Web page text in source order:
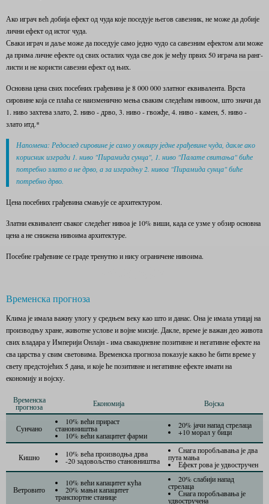
Ако играч већ добија ефект од чуда које поседује његов савезник, не може да добије
лични ефект од истог чуда.
Сваки играч и даље може да поседује само једно чудо са савезним ефектом али може
да прима личне ефекте од свих осталих чуда све док је међу првих 50 играча на ранг-
листи и не користи савезни ефект од њих.
Основна цена свих посебних грађевина је 8 000 000 златног еквивалента. Врста
сировине која се плаћа се наизменично мења сваким следећим нивоом, што значи да
1. ниво захтева злато, 2. ниво - дрво, 3. ниво - гвожђе, 4. ниво - камен, 5. ниво -
злато итд.*
Напомена: Редослед сировине је само у оквиру једне грађевине чуда, дакле ако
корисник изгради 1. ниво "Пирамида сунца", 1. ниво "Палате свитања" биће
потребно злато а не дрво, а за изградњу 2. нивоа "Пирамида сунца" биће
потребно дрво.
Цена посебних грађевина смањује се архитектуром.
Златни еквивалент сваког следећег нивоа је 10% виши, када се узме у обзир основна
цена а не снижена нивоима архитектуре.
Посебне грађевине се граде тренутно и нису ограничене нивоима.
Временска прогноза
Клима је имала важну улогу у средњем веку као што и данас. Она је имала утицај на
производњу хране, животне услове и војне мисије. Дакле, време је важан део живота
свих владара у Империји Онлајн - има свакодневне позитивне и негативне ефекте на
сва царства у свим световима. Временска прогноза показује какво ће бити време у
свету предстојећих 5 дана, и које ће позитивне и негативне ефекте имати на
економију и војску.
Временска
прогноза Економија Војска
Сунчано
10% већи прираст
становништва
10% већи капацитет фарми
20% јачи напад стрелаца
+10 морал у бици
Кишно 10% већа производња дрва
-20 задовољство становништва
Снага поробљавања је два
пута мања
Ефект рова је удвостручен
Ветровито
10% већи капацитет кућа
20% мањи капацитет
транспортне станице
20% слабији напад
стрелаца
Снага поробљавања је
удвостручена